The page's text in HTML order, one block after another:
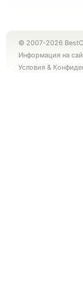
© 2007-2026
Информация на
Условия &